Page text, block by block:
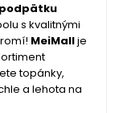
s kvalitnými
MeiMallje
topánky,
a lehota na